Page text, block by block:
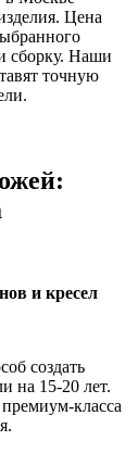
Цена
сборку. Наши
точную
и кресел
создать
на 15-20 лет.
класса